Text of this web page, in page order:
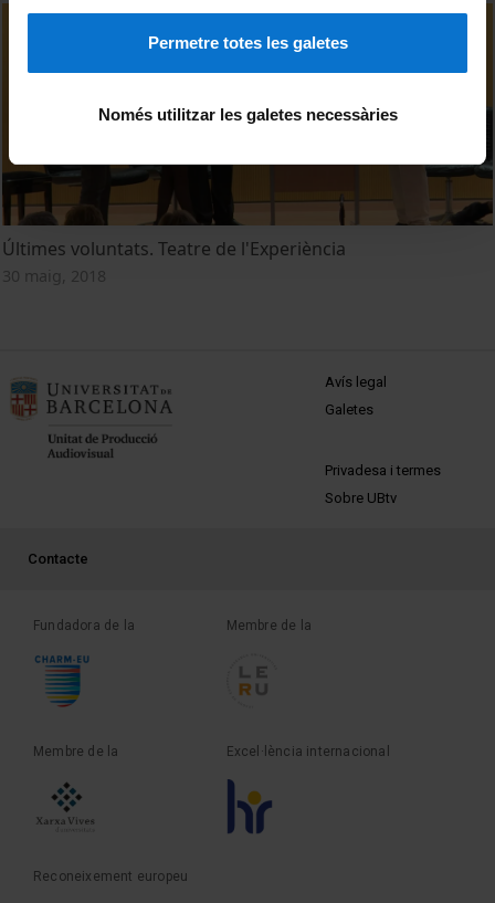
Permetre totes les galetes
Només utilitzar les galetes necessàries
Últimes voluntats. Teatre de l'Experiència
30 maig, 2018
MENÚ PEU 1
Avís legal
Galetes
PEU 2
Privadesa i termes
Sobre UBtv
PEU 3
Contacte
Fundadora de la Membre de la
Membre de la Excel·lència internacional
Reconeixement europeu